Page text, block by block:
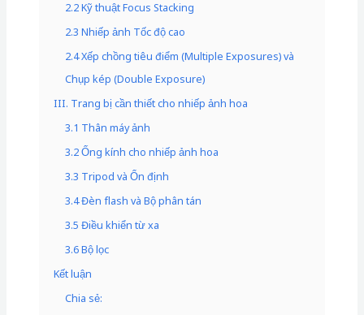
2.2 Kỹ thuật Focus Stacking
2.3 Nhiếp ảnh Tốc độ cao
2.4 Xếp chồng tiêu điểm (Multiple Exposures) và
Chụp kép (Double Exposure)
III. Trang bị cần thiết cho nhiếp ảnh hoa
3.1 Thân máy ảnh
3.2 Ống kính cho nhiếp ảnh hoa
3.3 Tripod và Ổn định
3.4 Đèn flash và Bộ phân tán
3.5 Điều khiển từ xa
3.6 Bộ lọc
Kết luận
Chia sẻ: